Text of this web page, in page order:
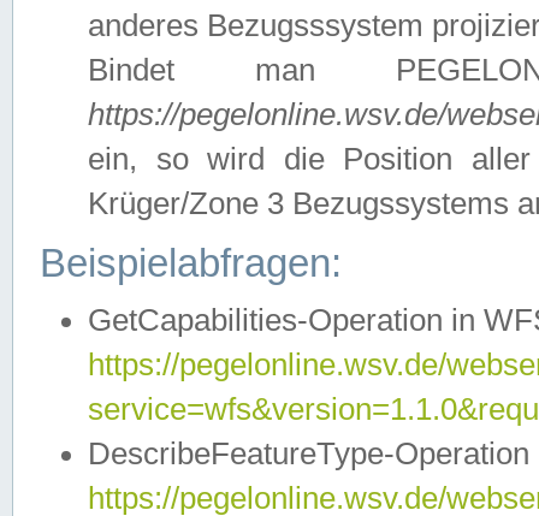
anderes Bezugsssystem
Bindet man
https://pegelonline.wsv.de/
ein, so wird die Position
Krüger/Zone 3 Bezugssystems
Beispielabfragen:
GetCapabilities-Operation in
https://pegelonline.wsv.de/
DescribeFeatureType-
https://pegelonline.wsv.de/